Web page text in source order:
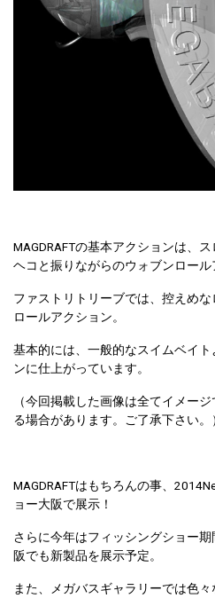
MAGDRAFTの基本アクションは、
ヘコと振りながらのウォブンロール
ファストリトリーブでは、控えめ
ロールアクション。
基本的には、一般的なスイムベイ
ンに仕上がっています。
（今回掲載した画像は全てイメー
る場合があります。ご了承下さい。
MAGDRAFTはもちろんの事、
ョー大阪で展示！
さらに今年はフィッシングショー
阪でも新製品を展示予定。
また、メガバスギャラリーでは色々